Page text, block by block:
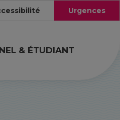
Urgences
& ÉTUDIANT